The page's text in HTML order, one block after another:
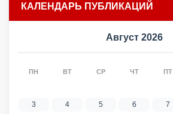
КАЛЕНДАРЬ ПУБЛИКАЦИЙ
Август 2026
ПН ВТ СР ЧТ ПТ
3
4 5 6 7